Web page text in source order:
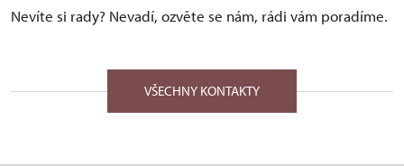
www.restaurace-nedvedice.cz
Nevíte si rady? Nevadí, ozvěte se nám, rádi vám poradíme.
VŠECHNY KONTAKTY